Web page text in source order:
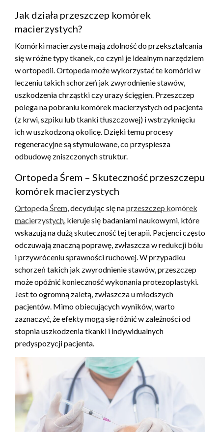
Jak działa przeszczep komórek
macierzystych?
Komórki macierzyste mają zdolność do przekształcania
się w różne typy tkanek, co czyni je idealnym narzędziem
w ortopedii. Ortopeda może wykorzystać te komórki w
leczeniu takich schorzeń jak zwyrodnienie stawów,
uszkodzenia chrząstki czy urazy ścięgien. Przeszczep
polega na pobraniu komórek macierzystych od pacjenta
(z krwi, szpiku lub tkanki tłuszczowej) i wstrzyknięciu
ich w uszkodzoną okolicę. Dzięki temu procesy
regeneracyjne są stymulowane, co przyspiesza
odbudowę zniszczonych struktur.
Ortopeda Śrem – Skuteczność przeszczepu
komórek macierzystych
Ortopeda Śrem, decydując się naprzeszczep komórek
macierzystych, kieruje się badaniami naukowymi, które
wskazują na dużą skuteczność tej terapii. Pacjenci często
odczuwają znaczną poprawę, zwłaszcza w redukcji bólu
i przywróceniu sprawności ruchowej. W przypadku
schorzeń takich jak zwyrodnienie stawów, przeszczep
może opóźnić konieczność wykonania protezoplastyki.
Jest to ogromną zaletą, zwłaszcza u młodszych
pacjentów. Mimo obiecujących wyników, warto
zaznaczyć, że efekty mogą się różnić w zależności od
stopnia uszkodzenia tkanki i indywidualnych
predyspozycji pacjenta.